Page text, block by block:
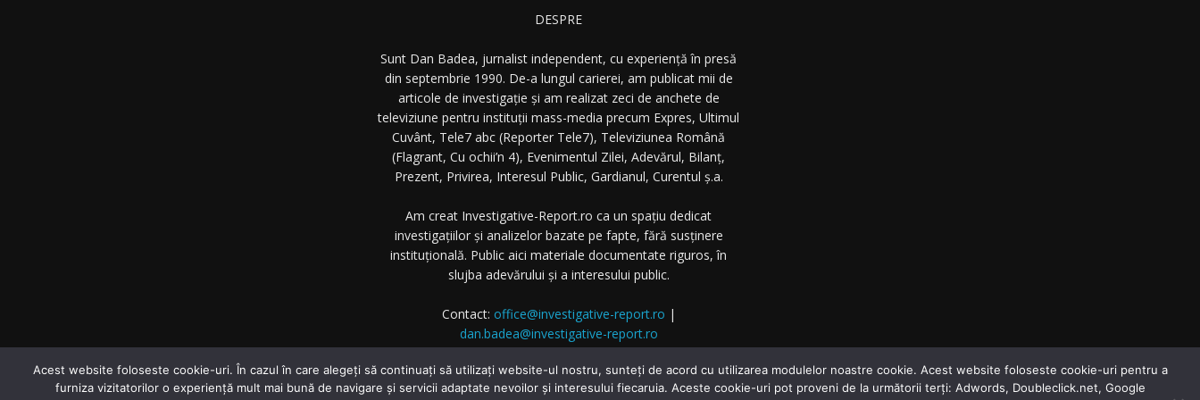
DESPRE
Sunt Dan Badea, jurnalist independent, cu experiență în presă
din septembrie 1990. De-a lungul carierei, am publicat mii de
articole de investigație și am realizat zeci de anchete de
televiziune pentru instituții mass-media precum Expres, Ultimul
Cuvânt, Tele7 abc (Reporter Tele7), Televiziunea Română
(Flagrant, Cu ochii’n 4), Evenimentul Zilei, Adevărul, Bilanț,
Prezent, Privirea, Interesul Public, Gardianul, Curentul ș.a.
Am creat Investigative-Report.ro ca un spațiu dedicat
investigațiilor și analizelor bazate pe fapte, fără susținere
instituțională. Public aici materiale documentate riguros, în
slujba adevărului și a interesului public.
Contact: office@investigative-report.ro |
dan.badea@investigative-report.ro
© 2025 Investigative-Report.ro. Toate drepturile rezervate.
Acest website foloseste cookie-uri. În cazul în care alegeți să continuați să utilizați website-ul nostru, sunteți de acord cu utilizarea modulelor noastre cookie. Acest website foloseste cookie-uri pentru a
furniza vizitatorilor o experiență mult mai bună de navigare și servicii adaptate nevoilor și interesului fiecaruia. Aceste cookie-uri pot proveni de la următorii terți: Adwords, Doubleclick.net, Google